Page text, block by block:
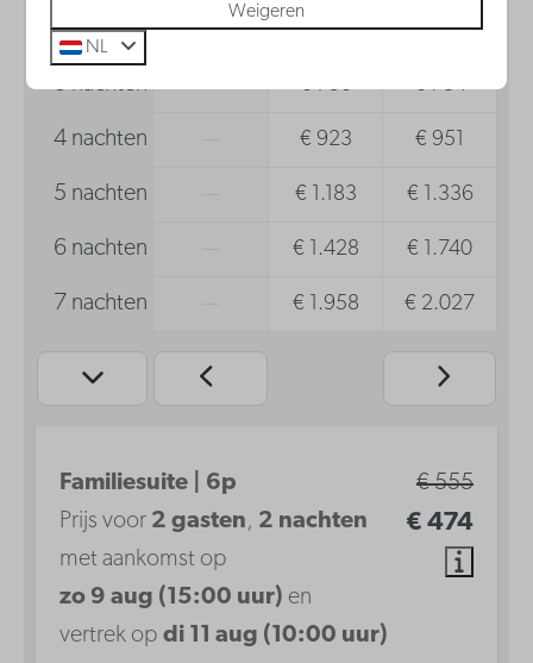
2 nachten — € 474 € 505
3 nachten — € 750 € 784
4 nachten € 923 € 951
5 nachten € 1.183 € 1.336
6 nachten € 1.428 € 1.740
7 nachten € 1.958 € 2.027
€ 555
€ 474
Familiesuite | 6p
Prijs voor 2 gasten, 2 nachten
met aankomst op
zo 9 aug (15:00 uur) en
vertrek op di 11 aug (10:00 uur)
Weigeren
NL